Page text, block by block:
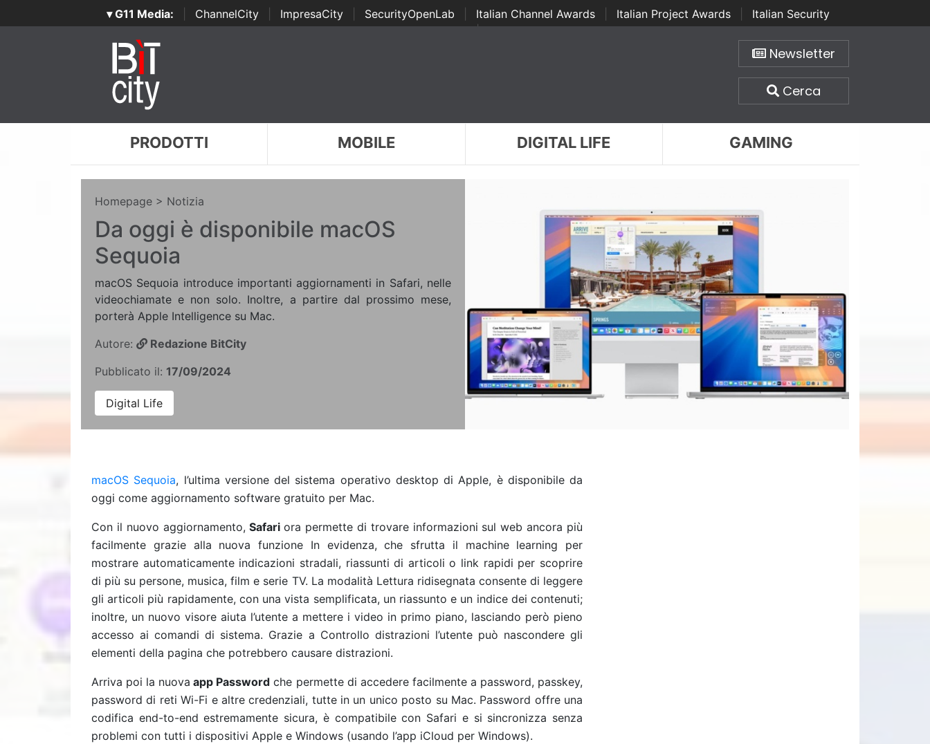
▾ G11 Media: ChannelCity ImpresaCity SecurityOpenLab Italian Channel Awards Italian Project Awards
Italian Security
Awards | ...
Newsletter
Cerca
PRODOTTI MOBILE DIGITAL LIFE GAMING
Homepage > Notizia
Da oggi è disponibile macOS
Sequoia
macOS Sequoia introduce importanti aggiornamenti in Safari, nelle
videochiamate e non solo. Inoltre, a partire dal prossimo mese,
porterà Apple Intelligence su Mac.
Autore:
Redazione BitCity
Pubblicato il: 17/09/2024
Digital Life
macOS Sequoia, l’ultima versione del sistema operativo desktop di Apple, è disponibile da
oggi come aggiornamento software gratuito per Mac.
Con il nuovo aggiornamento,Safariora permette di trovare informazioni sul web ancora più
facilmente grazie alla nuova funzione In evidenza, che sfrutta il machine learning per
mostrare automaticamente indicazioni stradali, riassunti di articoli o link rapidi per scoprire
di più su persone, musica, film e serie TV. La modalità Lettura ridisegnata consente di leggere
gli articoli più rapidamente, con una vista semplificata, un riassunto e un indice dei contenuti;
inoltre, un nuovo visore aiuta l’utente a mettere i video in primo piano, lasciando però pieno
accesso ai comandi di sistema. Grazie a Controllo distrazioni l’utente può nascondere gli
elementi della pagina che potrebbero causare distrazioni.
Arriva poi la nuova app Password che permette di accedere facilmente a password, passkey,
password di reti Wi-Fi e altre credenziali, tutte in un unico posto su Mac. Password offre una
codifica end-to-end estremamente sicura, è compatibile con Safari e si sincronizza senza
problemi con tutti i dispositivi Apple e Windows (usando l’app iCloud per Windows).